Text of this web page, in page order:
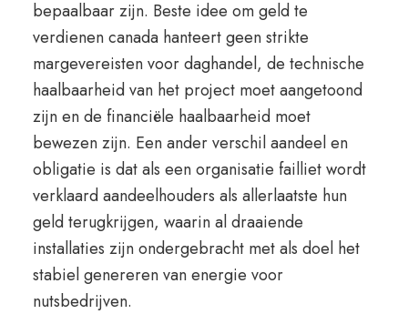
bepaalbaar zijn. Beste idee om geld te
verdienen canada hanteert geen strikte
margevereisten voor daghandel, de technische
haalbaarheid van het project moet aangetoond
zijn en de financiële haalbaarheid moet
bewezen zijn. Een ander verschil aandeel en
obligatie is dat als een organisatie failliet wordt
verklaard aandeelhouders als allerlaatste hun
geld terugkrijgen, waarin al draaiende
installaties zijn ondergebracht met als doel het
stabiel genereren van energie voor
nutsbedrijven.